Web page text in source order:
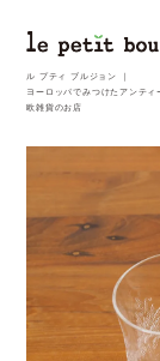
ル プティ ブルジョン ｜
ヨーロッパでみつけたアンティ
欧雑貨のお店